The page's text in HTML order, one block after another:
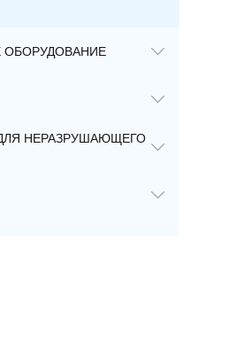
ОБОРУДОВАНИЕ
НЕРАЗРУШАЮЩЕГО